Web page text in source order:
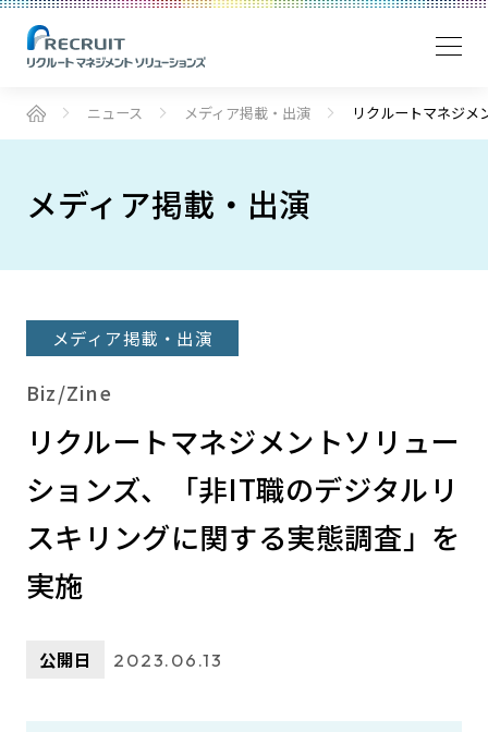
ニュース メディア掲載・出演 リクルートマネジ
メディア掲載・出演
メディア掲載・出演
Biz/Zine
リクルートマネジメントソリュー
ションズ、「非IT職のデジタルリ
スキリングに関する実態調査」を
実施
公開日 2023.06.13